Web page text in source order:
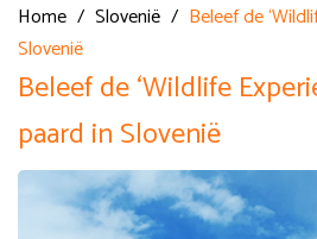
Home / Slovenië / Beleef de
Slovenië
Beleef de ‘Wildlife
paard in Slovenië